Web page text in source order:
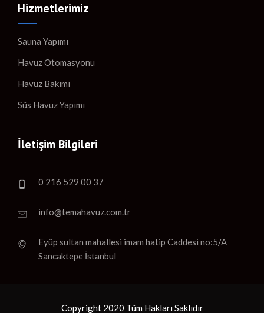
Hizmetlerimiz
Sauna Yapımı
Havuz Otomasyonu
Havuz Bakımı
Süs Havuz Yapımı
İletişim Bilgileri
0 216 529 00 37
info@temahavuz.com.tr
Eyüp sultan mahallesi imam hatip Caddesi no:5/A
Sancaktepe İstanbul
Copyright 2020 Tüm Hakları Saklıdır